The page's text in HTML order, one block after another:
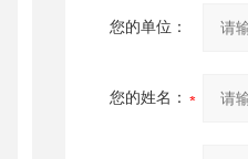
您的单位：
您的姓名：